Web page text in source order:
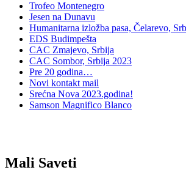
Trofeo Montenegro
Jesen na Dunavu
Humanitarna izložba pasa, Čelarevo,
EDS Budimpešta
CAC Zmajevo, Srbija
CAC Sombor, Srbija 2023
Pre 20 godina…
Novi kontakt mail
Srećna Nova 2023.godina!
Samson Magnifico Blanco
Mali Saveti